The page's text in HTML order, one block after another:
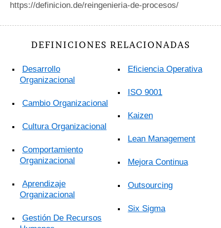
https://definicion.de/reingenieria-de-procesos/
DEFINICIONES RELACIONADAS
Desarrollo
Organizacional
Cambio Organizacional
Cultura Organizacional
Comportamiento
Organizacional
Aprendizaje
Organizacional
Gestión De Recursos
Eficiencia Operativa
ISO 9001
Kaizen
Lean Management
Mejora Continua
Outsourcing
Six Sigma